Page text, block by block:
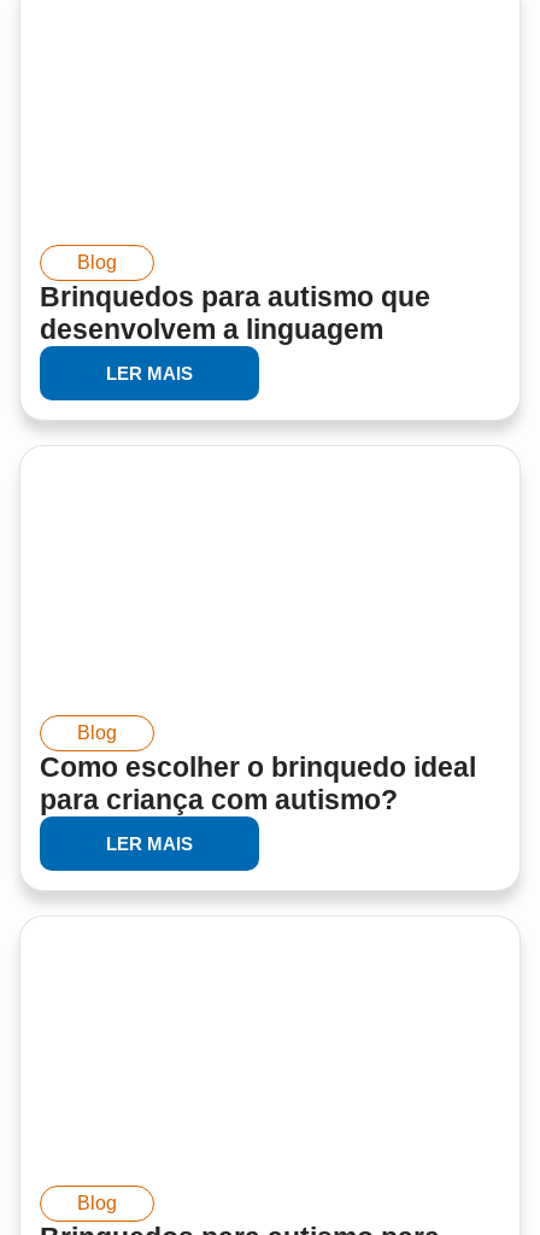
Blog
Brinquedos para autismo que
desenvolvem a linguagem
LER MAIS
Blog
Como escolher o brinquedo ideal
para criança com autismo?
LER MAIS
Blog